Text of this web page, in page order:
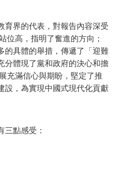
育界的代表，對報告內容深受
位高，指明了奮進的方向；
的具體的舉措，傳遞了「迎難
分體現了黨和政府的決心和擔
充滿信心與期盼，堅定了推
設，為實現中國式現代化貢獻
三點感受：